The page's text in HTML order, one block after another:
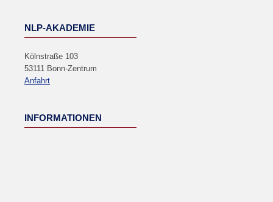
NLP-AKADEMIE
Kölnstraße 103
53111 Bonn-Zentrum
Anfahrt
INFORMATIONEN